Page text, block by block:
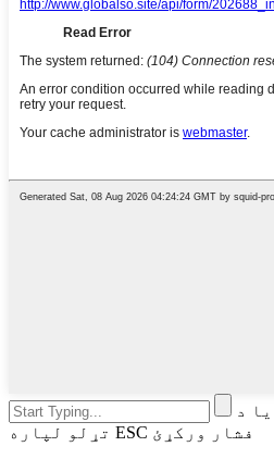
د
تړلو لپاره ESC فشار ورکړئ